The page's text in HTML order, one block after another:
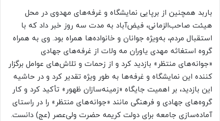
باربد همچنین از برپایی نمایشگاه و غرفه‌های مهدوی در محل
هیئت صاحب‌الزمانی، فیض‌آباد به مدت سه روز خبر داد که با
استقبال مردم، به‌ویژه جوانان و خانواده‌ها همراه بود. وی به همراه
گروه استغاثه مهدی یاوران مه ولات از غرفه‌های جهادی
«جوانه‌های منتظر» بازدید کرد و از زحمات و تلاش‌های عوامل برگزار
کننده این نمایشگاه و غرفه‌ها به طور ویژه تقدیر کرد و در حاشیه
این بازدید، بر اهمیت جایگاه «زمینه‌سازان ظهور» تأکید کرد و کار
گروه‌های جهادی و فرهنگی مانند «جوانه‌های منتظر» را در راستای
آماده‌سازی جامعه برای دولت کریمه حضرت ولی‌عصر (عج) دانست.